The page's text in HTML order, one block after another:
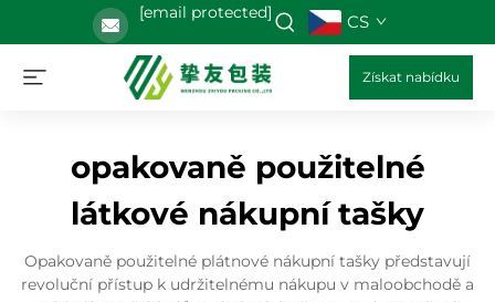
[email protected] CS
Získat nabídku
opakovaně použitelné
látkové nákupní tašky
Opakovaně použitelné plátnové nákupní tašky představují
revoluční přístup k udržitelnému nákupu v maloobchodě a